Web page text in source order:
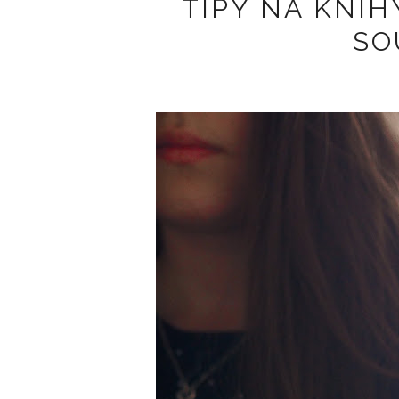
TIPY NA